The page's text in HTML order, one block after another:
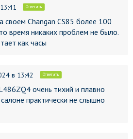
Ответить
своем Changan CS85 более 100
время никаких проблем не было.
как часы
в 13:42 Ответить
очень тихий и плавно
практически не слышно